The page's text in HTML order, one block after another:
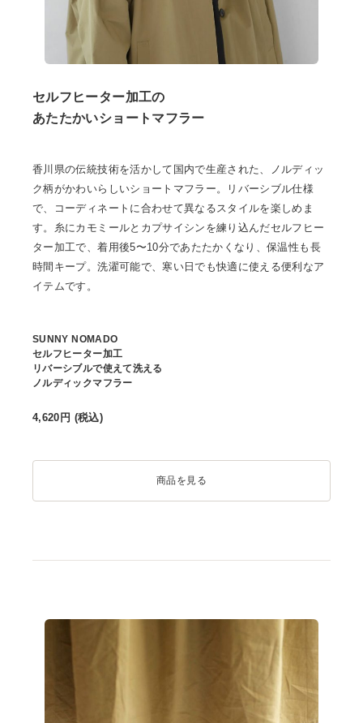
セルフヒーター加工の
あたたかいショートマフラー
香川県の伝統技術を活かして国内で生産された、ノルディッ
ク柄がかわいらしいショートマフラー。リバーシブル仕様
で、コーディネートに合わせて異なるスタイルを楽しめま
す。糸にカモミールとカプサイシンを練り込んだセルフヒー
ター加工で、着用後5〜10分であたたかくなり、保温性も長
時間キープ。洗濯可能で、寒い日でも快適に使える便利なア
イテムです。
SUNNY NOMADO
セルフヒーター加工
リバーシブルで使えて洗える
ノルディックマフラー
4,620 円 (税込)
商品を見る